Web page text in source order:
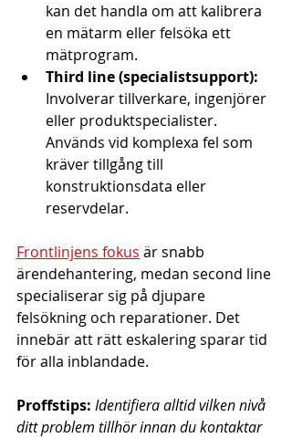
kan det handla om att kalibrera
en mätarm eller felsöka ett
mätprogram.
Third line (specialistsupport):
Involverar tillverkare, ingenjörer
eller produktspecialister.
Används vid komplexa fel som
kräver tillgång till
konstruktionsdata eller
reservdelar.
Frontlinjens fokus är snabb
ärendehantering, medan second line
specialiserar sig på djupare
felsökning och reparationer. Det
innebär att rätt eskalering sparar tid
för alla inblandade.
Proffstips: Identifiera alltid vilken nivå
ditt problem tillhör innan du kontaktar